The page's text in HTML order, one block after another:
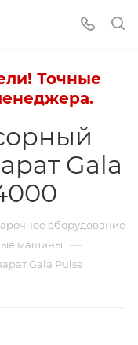
Точные
Gala
оборудование
машины —
Gala Pulse